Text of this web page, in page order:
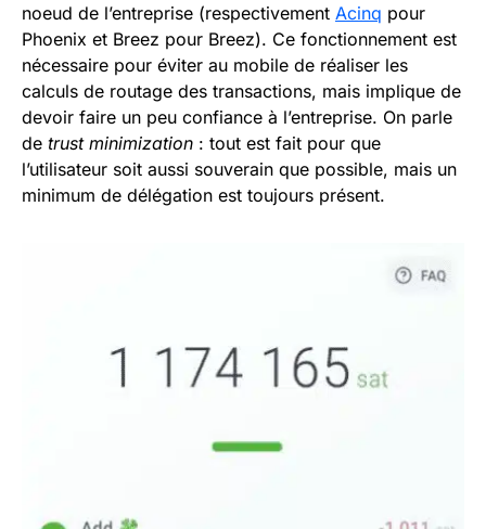
noeud de l’entreprise (respectivement Acinq pour
Phoenix et Breez pour Breez). Ce fonctionnement est
nécessaire pour éviter au mobile de réaliser les
calculs de routage des transactions, mais implique de
devoir faire un peu confiance à l’entreprise. On parle
de trust minimization : tout est fait pour que
l’utilisateur soit aussi souverain que possible, mais un
minimum de délégation est toujours présent.